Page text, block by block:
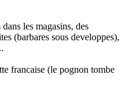
les magasins, des
(barbares sous developpes),
francaise (le pognon tombe